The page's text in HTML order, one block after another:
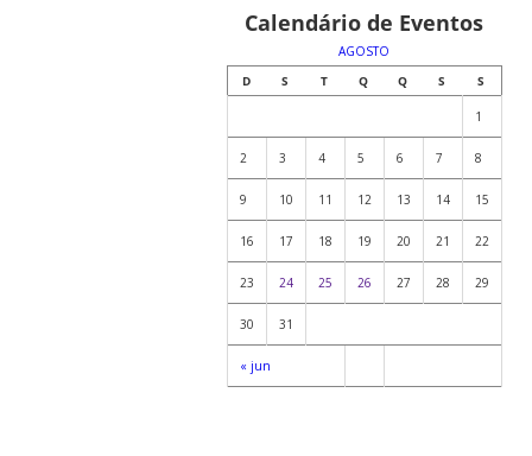
Calendário de Eventos
AGOSTO
D
S T Q Q S S
« jun
1
2 3 4 5 6 7 8
9 10 11 12 13 14 15
16 17 18 19 20 21 22
23 24 25 26 27 28 29
30 31